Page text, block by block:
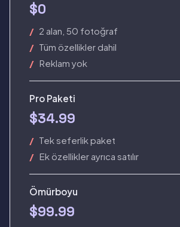
$0
2 alan, 50 fotoğraf
Tüm özellikler dahil
Reklam yok
Pro Paketi
$34.99
Tek seferlik paket
Ek özellikler ayrıca satılır
Ömürboyu
$99.99